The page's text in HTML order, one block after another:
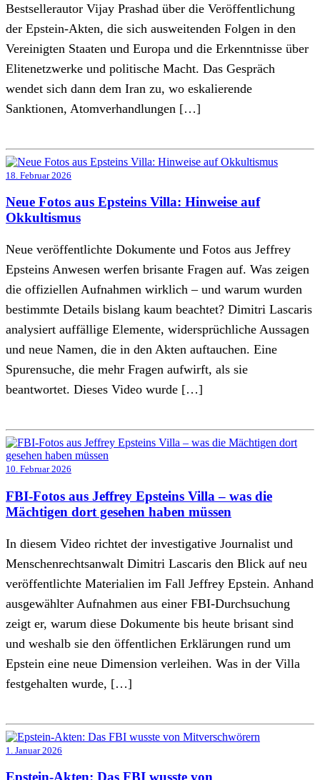
Bestsellerautor Vijay Prashad über die Veröffentlichung
der Epstein-Akten, die sich ausweitenden Folgen in den
Vereinigten Staaten und Europa und die Erkenntnisse über
Elitenetzwerke und politische Macht. Das Gespräch
wendet sich dann dem Iran zu, wo eskalierende
Sanktionen, Atomverhandlungen […]
18. Februar 2026
Neue Fotos aus Epsteins Villa: Hinweise auf
Okkultismus
Neue veröffentlichte Dokumente und Fotos aus Jeffrey
Epsteins Anwesen werfen brisante Fragen auf. Was zeigen
die offiziellen Aufnahmen wirklich – und warum wurden
bestimmte Details bislang kaum beachtet? Dimitri Lascaris
analysiert auffällige Elemente, widersprüchliche Aussagen
und neue Namen, die in den Akten auftauchen. Eine
Spurensuche, die mehr Fragen aufwirft, als sie
beantwortet. Dieses Video wurde […]
10. Februar 2026
FBI-Fotos aus Jeffrey Epsteins Villa – was die
Mächtigen dort gesehen haben müssen
In diesem Video richtet der investigative Journalist und
Menschenrechtsanwalt Dimitri Lascaris den Blick auf neu
veröffentlichte Materialien im Fall Jeffrey Epstein. Anhand
ausgewählter Aufnahmen aus einer FBI-Durchsuchung
zeigt er, warum diese Dokumente bis heute brisant sind
und weshalb sie den öffentlichen Erklärungen rund um
Epstein eine neue Dimension verleihen. Was in der Villa
festgehalten wurde, […]
1. Januar 2026
Epstein-Akten: Das FBI wusste von